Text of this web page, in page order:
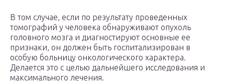
В том случае, если по результату проведенных
томографий у человека обнаруживают опухоль
головного мозга и диагностируют основные ее
признаки, он должен быть госпитализирован в
особую больницу онкологического характера.
Делается это с целью дальнейшего исследования и
максимального лечения.